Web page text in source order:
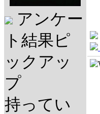
アンケー
ト結果ピ
ックアッ
プ
持ってい